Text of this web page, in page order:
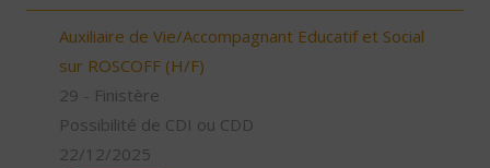
Auxiliaire de Vie/Accompagnant Educatif et Social
sur ROSCOFF (H/F)
29 - Finistère
Possibilité de CDI ou CDD
22/12/2025